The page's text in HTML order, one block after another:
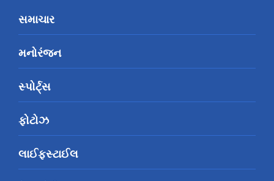
સમાચાર
મનોરંજન
સ્પોર્ટ્સ
ફોટોઝ
લાઈફસ્ટાઈલ